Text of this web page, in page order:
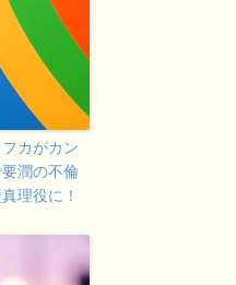
カがカン
潤の不倫
理役に！